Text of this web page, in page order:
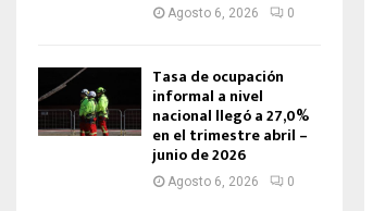
Agosto 6, 2026 0
Tasa de ocupación
informal a nivel
nacional llegó a 27,0%
en el trimestre abril –
junio de 2026
Agosto 6, 2026 0